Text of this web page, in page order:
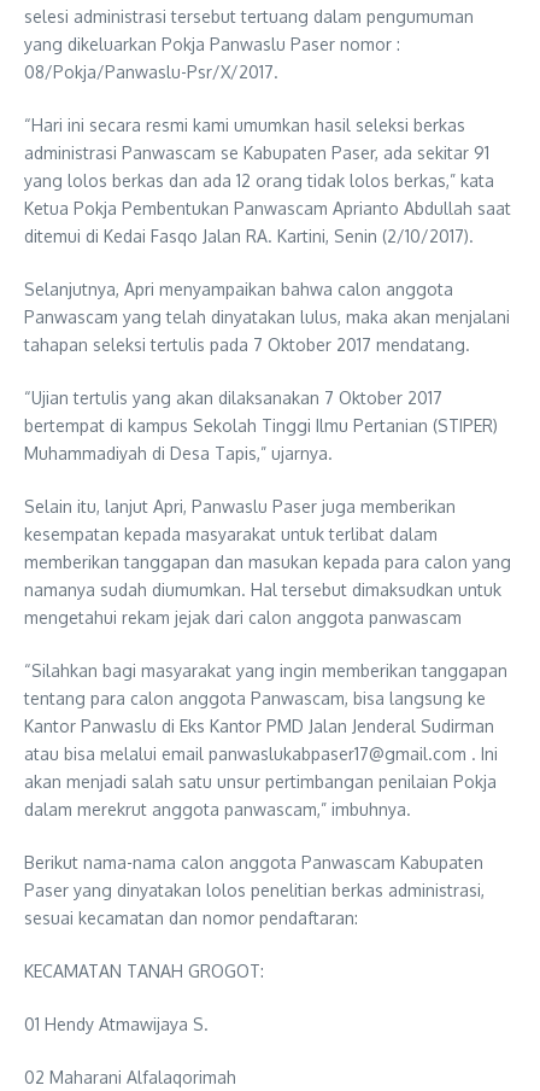
selesi administrasi tersebut tertuang dalam pengumuman
yang dikeluarkan Pokja Panwaslu Paser nomor :
08/Pokja/Panwaslu-Psr/X/2017.
“Hari ini secara resmi kami umumkan hasil seleksi berkas
administrasi Panwascam se Kabupaten Paser, ada sekitar 91
yang lolos berkas dan ada 12 orang tidak lolos berkas,” kata
Ketua Pokja Pembentukan Panwascam Aprianto Abdullah saat
ditemui di Kedai Fasqo Jalan RA. Kartini, Senin (2/10/2017).
Selanjutnya, Apri menyampaikan bahwa calon anggota
Panwascam yang telah dinyatakan lulus, maka akan menjalani
tahapan seleksi tertulis pada 7 Oktober 2017 mendatang.
“Ujian tertulis yang akan dilaksanakan 7 Oktober 2017
bertempat di kampus Sekolah Tinggi Ilmu Pertanian (STIPER)
Muhammadiyah di Desa Tapis,” ujarnya.
Selain itu, lanjut Apri, Panwaslu Paser juga memberikan
kesempatan kepada masyarakat untuk terlibat dalam
memberikan tanggapan dan masukan kepada para calon yang
namanya sudah diumumkan. Hal tersebut dimaksudkan untuk
mengetahui rekam jejak dari calon anggota panwascam
“Silahkan bagi masyarakat yang ingin memberikan tanggapan
tentang para calon anggota Panwascam, bisa langsung ke
Kantor Panwaslu di Eks Kantor PMD Jalan Jenderal Sudirman
atau bisa melalui email panwaslukabpaser17@gmail.com . Ini
akan menjadi salah satu unsur pertimbangan penilaian Pokja
dalam merekrut anggota panwascam,” imbuhnya.
Berikut nama-nama calon anggota Panwascam Kabupaten
Paser yang dinyatakan lolos penelitian berkas administrasi,
sesuai kecamatan dan nomor pendaftaran:
KECAMATAN TANAH GROGOT:
01 Hendy Atmawijaya S.
02 Maharani Alfalaqorimah